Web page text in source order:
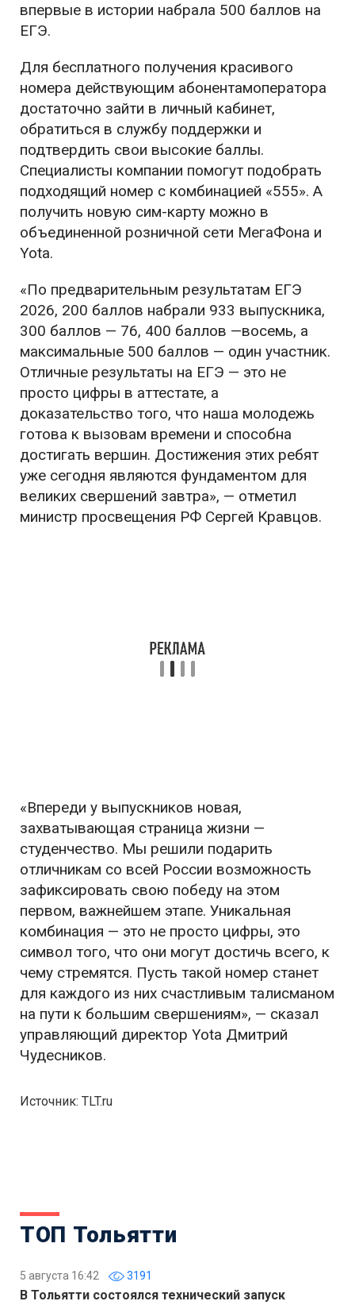
впервые в истории набрала 500 баллов на
ЕГЭ.
Для бесплатного получения красивого
номера действующим абонентамоператора
достаточно зайти в личный кабинет,
обратиться в службу поддержки и
подтвердить свои высокие баллы.
Специалисты компании помогут подобрать
подходящий номер с комбинацией «555». А
получить новую сим-карту можно в
объединенной розничной сети МегаФона и
Yota.
«По предварительным результатам ЕГЭ
2026, 200 баллов набрали 933 выпускника,
300 баллов — 76, 400 баллов —восемь, а
максимальные 500 баллов — один участник.
Отличные результаты на ЕГЭ — это не
просто цифры в аттестате, а
доказательство того, что наша молодежь
готова к вызовам времени и способна
достигать вершин. Достижения этих ребят
уже сегодня являются фундаментом для
великих свершений завтра», — отметил
министр просвещения РФ Сергей Кравцов.
«Впереди у выпускников новая,
захватывающая страница жизни —
студенчество. Мы решили подарить
отличникам со всей России возможность
зафиксировать свою победу на этом
первом, важнейшем этапе. Уникальная
комбинация — это не просто цифры, это
символ того, что они могут достичь всего, к
чему стремятся. Пусть такой номер станет
для каждого из них счастливым талисманом
на пути к большим свершениям», — сказал
управляющий директор Yota Дмитрий
Чудесников.
Источник: TLT.ru
ТОП Тольятти
5 августа 16:42 3191
В Тольятти состоялся технический запуск